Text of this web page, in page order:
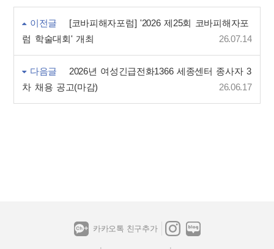
이전글
[코바피해자포럼] '2026 제25회 코바피해자포
럼 학술대회' 개최
26.07.14
다음글
2026년 여성긴급전화1366 세종센터 종사자 3
차 채용 공고(마감)
26.06.17
카카오톡 친구추가